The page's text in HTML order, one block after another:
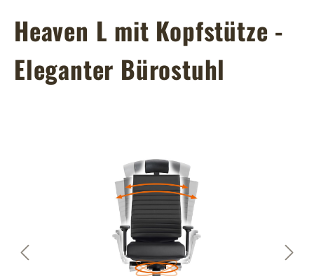
Heaven L mit Kopfstütze -
Eleganter Bürostuhl
Bildergalerie überspringen